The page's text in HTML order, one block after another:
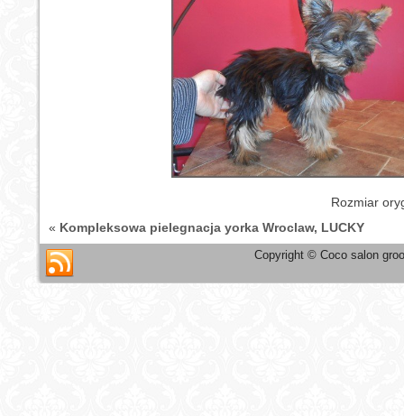
Rozmiar
« Kompleksowa pielegnacja yorka Wroclaw, LUCKY
Copyright © Coco salon